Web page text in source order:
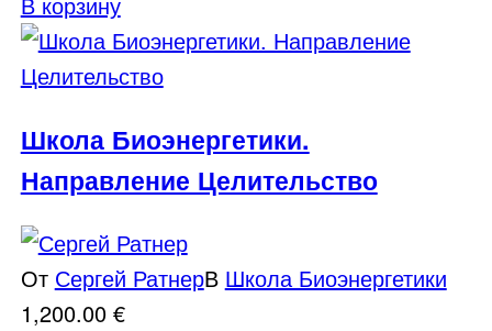
Школа Биоэнергетики.
Направление Целительство
От Сергей РатнерВ Школа Биоэнергетики
1,200.00 €